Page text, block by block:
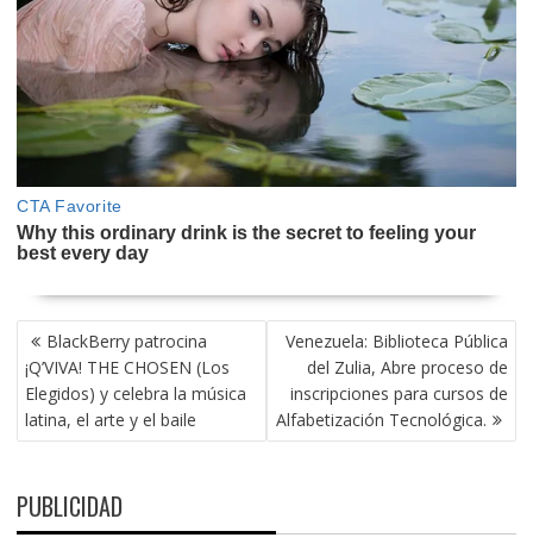
NAVEGACIÓN
DE
ENTRADAS
BlackBerry patrocina
¡Q’VIVA! THE CHOSEN (Los
Elegidos) y celebra la música
latina, el arte y el baile
Venezuela: Biblioteca Pública
del Zulia, Abre proceso de
inscripciones para cursos de
Alfabetización Tecnológica.
PUBLICIDAD